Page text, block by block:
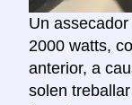
Un
2000 watts,
anterior, a
solen